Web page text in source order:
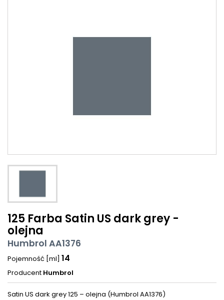
125 Farba Satin US dark grey -
olejna
Humbrol AA1376
Pojemność [ml] 14
Producent Humbrol
Satin US dark grey 125 – olejna (Humbrol AA1376)